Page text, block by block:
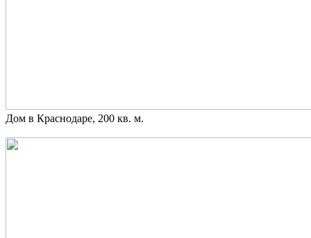
Дом в Краснодаре, 200 кв. м.